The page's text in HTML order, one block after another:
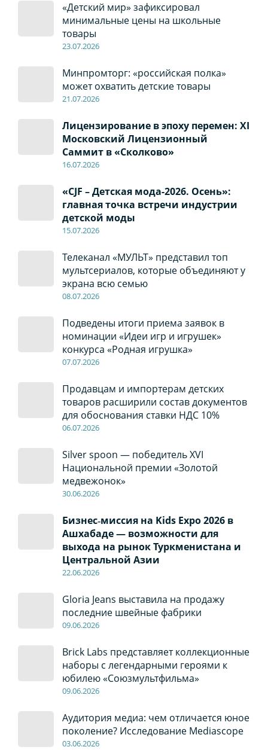
«Детский мир» зафиксировал
минимальные цены на школьные
товары
23.07.2026
Минпромторг: «российская полка»
может охватить детские товары
21.07.2026
Лицензирование в эпоху перемен: XI
Московский Лицензионный
Саммит в «Сколково»
16.07.2026
«CJF – Детская мода-2026. Осень»:
главная точка встречи индустрии
детской моды
15.07.2026
Телеканал «МУЛЬТ» представил топ
мультсериалов, которые объединяют у
экрана всю семью
08.07.2026
Подведены итоги приема заявок в
номинации «Идеи игр и игрушек»
конкурса «Родная игрушка»
07.07.2026
Продавцам и импортерам детских
товаров расширили состав документов
для обоснования ставки НДС 10%
06.07.2026
Silver spoon — победитель XVI
Национальной премии «Золотой
медвежонок»
30.06.2026
Бизнес‑миссия на Kids Expo 2026 в
Ашхабаде — возможности для
выхода на рынок Туркменистана и
Центральной Азии
22.06.2026
Gloria Jeans выставила на продажу
последние швейные фабрики
09.06.2026
Brick Labs представляет коллекционные
наборы с легендарными героями к
юбилею «Союзмультфильма»
09.06.2026
Аудитория медиа: чем отличается юное
поколение? Исследование Mediascope
03.06.2026